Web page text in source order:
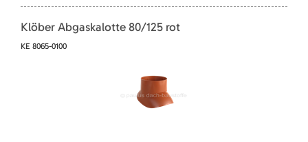
Klöber Abgaskalotte 80/125 rot
KE 8065-0100